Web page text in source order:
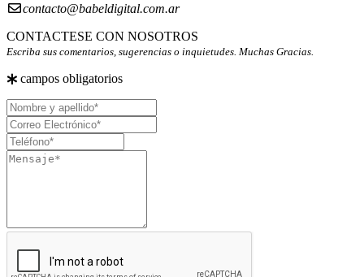
contacto@babeldigital.com.ar
CONTACTESE CON NOSOTROS
Escriba sus comentarios, sugerencias o inquietudes. Muchas Gracias.
campos obligatorios
Nombre
y
apellido
Correo
Electrónico
Teléfono
Mensaje